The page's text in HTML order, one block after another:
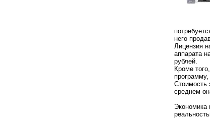
него
Лицензия
аппарата
рублей.
Кроме
Стоимость
среднем
Экономика